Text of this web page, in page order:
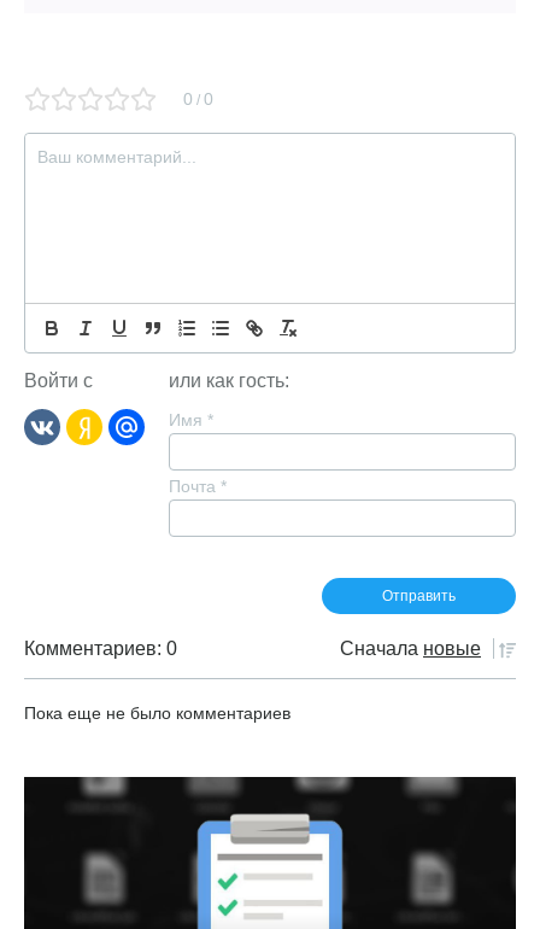
0 / 0
Войти с или как гость:
Имя *
Почта *
Комментариев: 0 Сначала новые
Пока еще не было комментариев